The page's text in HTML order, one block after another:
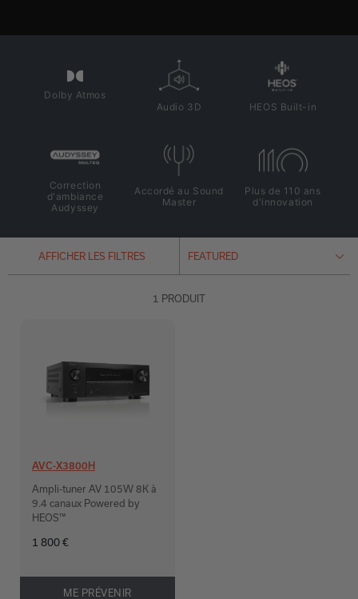
Dolby Atmos
Audio 3D
HEOS Built-in
Correction
d'ambiance
Audyssey
Accordé au Sound
Master
Plus de 110 ans
d'innovation
AFFICHER LES FILTRES
1 PRODUIT
AVC-X3800H
Ampli-tuner AV 105W 8K à
9.4 canaux Powered by
HEOS™
1 800 €
ME PRÉVENIR